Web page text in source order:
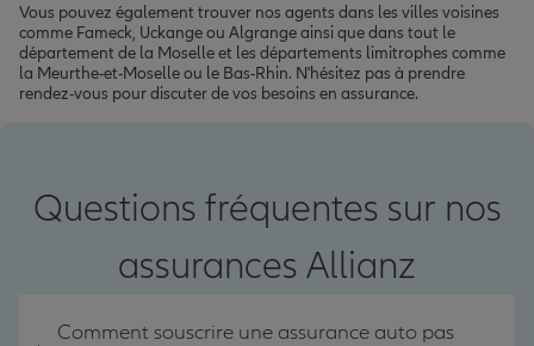
Vous pouvez également trouver nos agents dans les villes voisines
comme Fameck, Uckange ou Algrange ainsi que dans tout le
département de la Moselle et les départements limitrophes comme
la Meurthe-et-Moselle ou le Bas-Rhin. N'hésitez pas à prendre
rendez-vous pour discuter de vos besoins en assurance.
Questions fréquentes sur nos
assurances Allianz
Comment souscrire une assurance auto pas